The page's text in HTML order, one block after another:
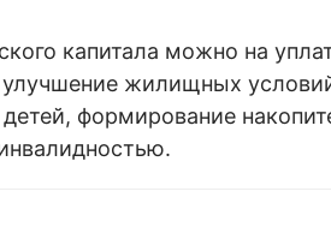
капитала можно на
улучшение жилищных
формирование